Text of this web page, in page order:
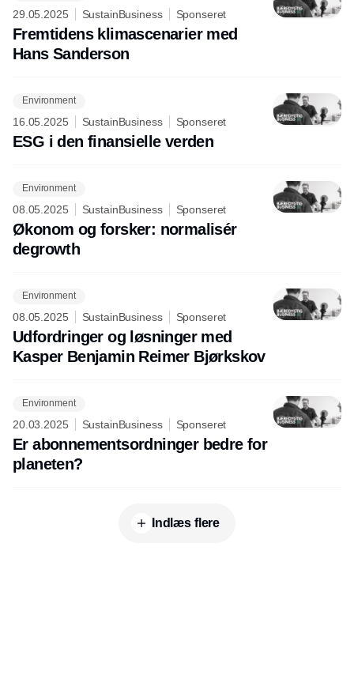
29.05.2025 SustainBusiness Sponseret
Fremtidens klimascenarier med
Hans Sanderson
Environment
16.05.2025 SustainBusiness Sponseret
ESG i den finansielle verden
Environment
08.05.2025 SustainBusiness Sponseret
Økonom og forsker: normalisér
degrowth
Environment
08.05.2025 SustainBusiness Sponseret
Udfordringer og løsninger med
Kasper Benjamin Reimer Bjørkskov
Environment
20.03.2025 SustainBusiness Sponseret
Er abonnementsordninger bedre for
planeten?
Indlæs flere